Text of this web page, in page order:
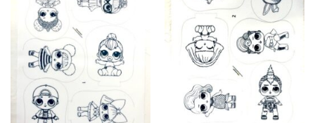
aos
aos
meus
desejos